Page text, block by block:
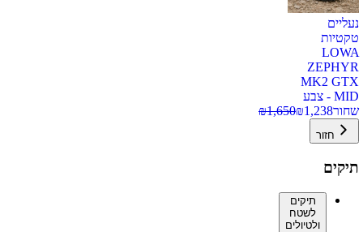
נעליים
טקטיות
LOWA
ZEPHYR
MK2 GTX
MID - צבע
שחור
₪1,238
₪1,650
חזור
תיקים
תיקים
לשטח
ולטיולים